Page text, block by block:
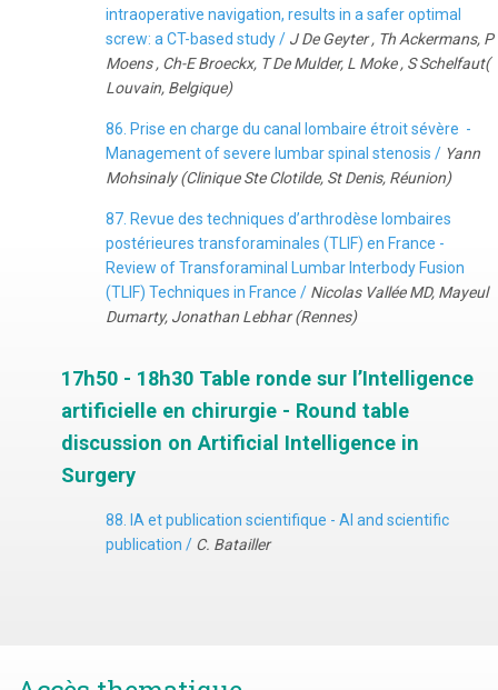
intraoperative navigation, results in a safer optimal
screw: a CT-based study / J De Geyter , Th Ackermans, P
Moens , Ch-E Broeckx, T De Mulder, L Moke , S Schelfaut(
Louvain, Belgique)
86. Prise en charge du canal lombaire étroit sévère -
Management of severe lumbar spinal stenosis / Yann
Mohsinaly (Clinique Ste Clotilde, St Denis, Réunion)
87. Revue des techniques d’arthrodèse lombaires
postérieures transforaminales (TLIF) en France -
Review of Transforaminal Lumbar Interbody Fusion
(TLIF) Techniques in France / Nicolas Vallée MD, Mayeul
Dumarty, Jonathan Lebhar (Rennes)
17h50 - 18h30 Table ronde sur l’Intelligence
artificielle en chirurgie - Round table
discussion on Artificial Intelligence in
Surgery
88. IA et publication scientifique - AI and scientific
publication / C. Batailler